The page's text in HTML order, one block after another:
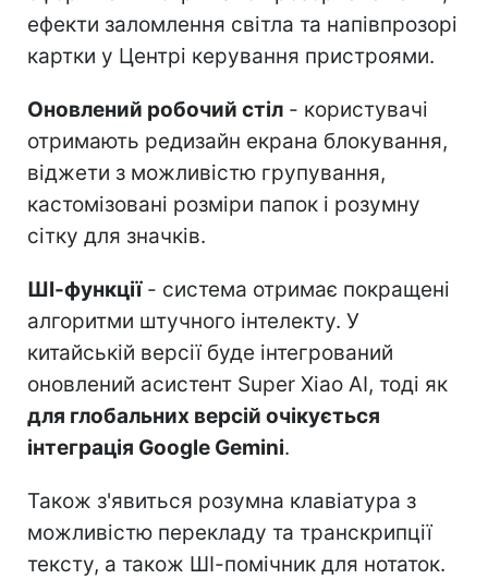
ефекти заломлення світла та напівпрозорі
картки у Центрі керування пристроями.
Оновлений робочий стіл - користувачі
отримають редизайн екрана блокування,
віджети з можливістю групування,
кастомізовані розміри папок і розумну
сітку для значків.
ШІ-функції- система отримає покращені
алгоритми штучного інтелекту. У
китайській версії буде інтегрований
оновлений асистент Super Xiao AI, тоді як
для глобальних версій очікується
інтеграція Google Gemini.
Також з'явиться розумна клавіатура з
можливістю перекладу та транскрипції
тексту, а також ШІ-помічник для нотаток.